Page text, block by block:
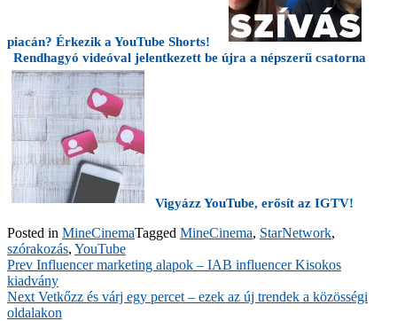
piacán? Érkezik a YouTube Shorts!
Rendhagyó videóval jelentkezett be újra a népszerű csatorna
Vigyázz YouTube, erősít az IGTV!
Posted in MineCinemaTagged MineCinema, StarNetwork,
szórakozás, YouTube
Bejegyzés
navigáció
Prev Influencer marketing alapok – IAB influencer Kisokos
kiadvány
Next Vetkőzz és várj egy percet – ezek az új trendek a közösségi
oldalakon